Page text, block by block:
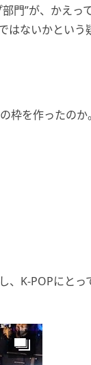
門”が、かえっ
はないかという
枠を作ったのか
、K-POPにとっ